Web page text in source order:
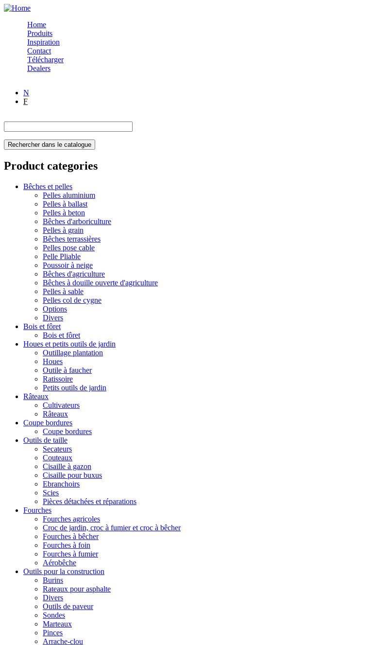
Skip to navigation
Skip to main content
Home
Produits
Inspiration
Contact
Télécharger
Dealers
N
F
Product categories
Bêches et pelles
Pelles aluminium
Pelles à ballast
Pelles à beton
Bêches d'arboriculture
Pelles à grain
Bêches terrassières
Pelles pose cable
Pelle Pliable
Poussoir à neige
Bêches d'agriculture
Bêches à douille ouverte d'agriculture
Pelles à sable
Pelles col de cygne
Options
Divers
Bois et fôret
Bois et fôret
Houes et petits outils de jardin
Outillage plantation
Houes
Outile à faucher
Ratissoire
Petits outils de jardin
Râteaux
Cultivateurs
Râteaux
Coupe bordures
Coupe bordures
Outils de taille
Secateurs
Couteaux
Cisaille à gazon
Cisaille pour buxus
Ebranchoirs
Scies
Pièces détachées et réparations
Fourches
Fourches agricoles
Croc de jardin, croc à fumier et croc à bêcher
Fourches à bêcher
Fourches à foin
Fourches à fumier
Aérobêche
Outils pour la construction
Burins
Rateaux pour asphalte
Divers
Outils de paveur
Sondes
Marteaux
Pinces
Arrache-clou